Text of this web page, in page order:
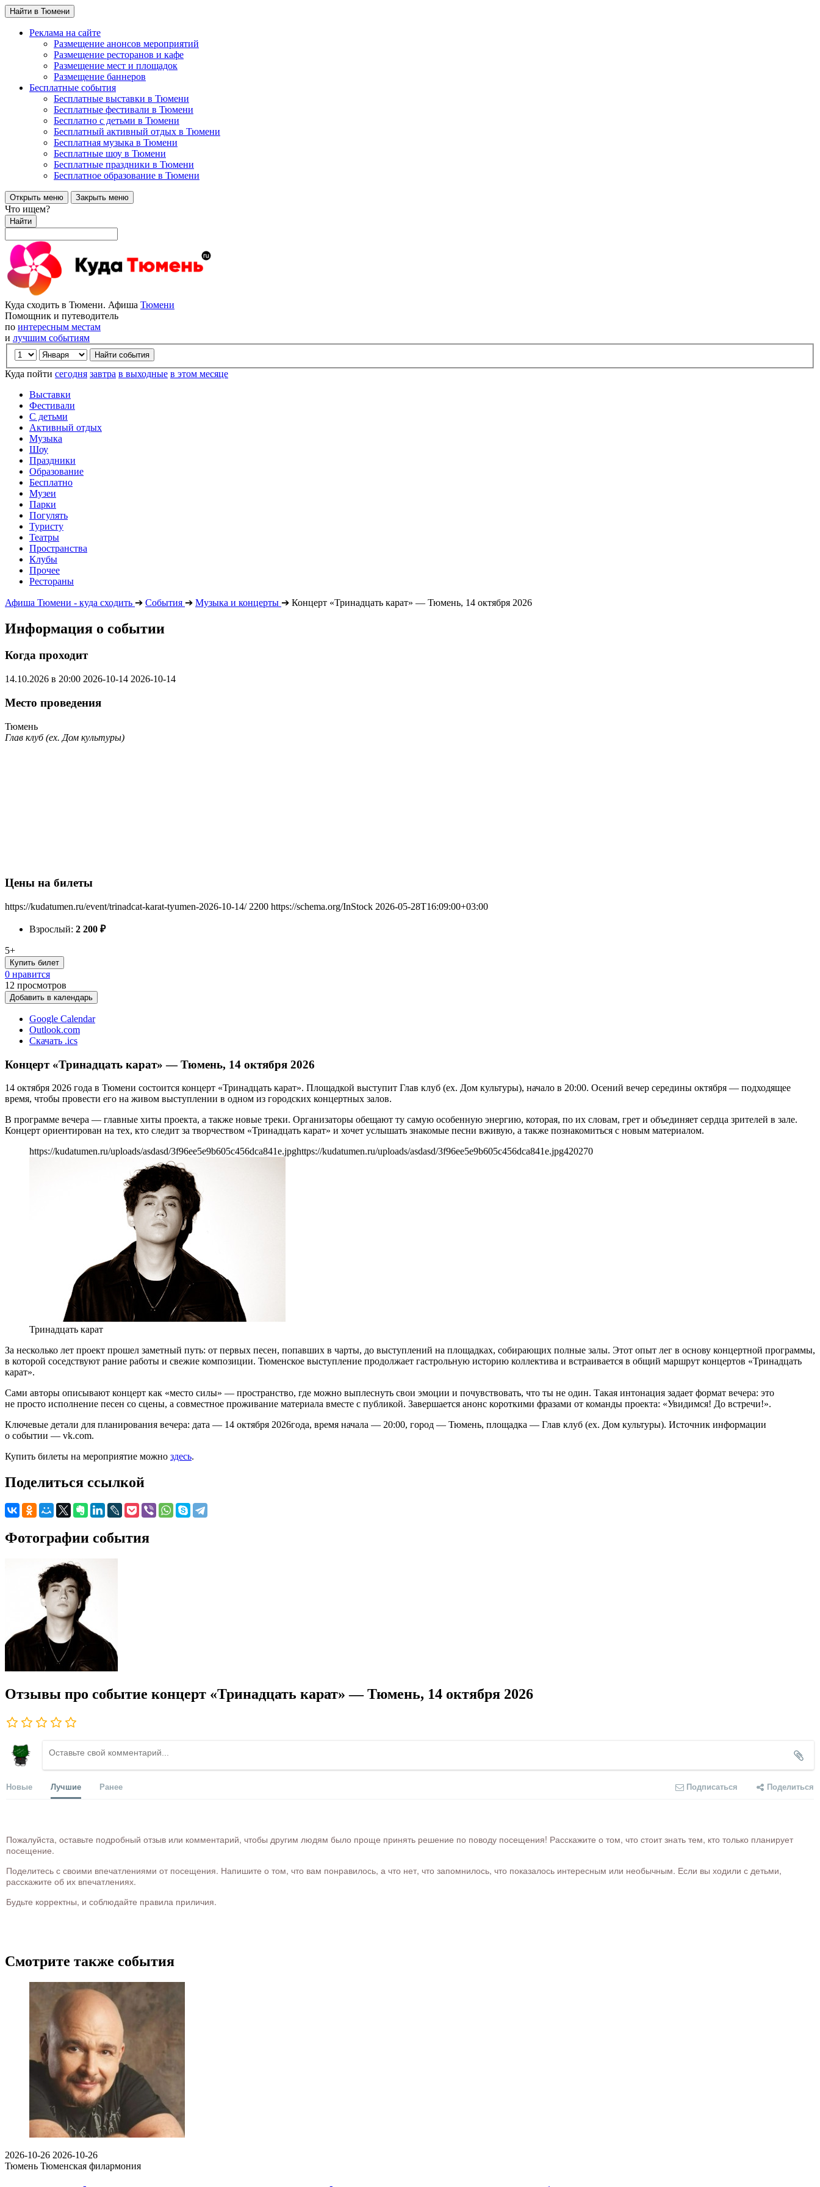
Найти в Тюмени
Реклама на сайте
Размещение анонсов мероприятий
Размещение ресторанов и кафе
Размещение мест и площадок
Размещение баннеров
Бесплатные события
Бесплатные выставки в Тюмени
Бесплатные фестивали в Тюмени
Бесплатно с детьми в Тюмени
Бесплатный активный отдых в Тюмени
Бесплатная музыка в Тюмени
Бесплатные шоу в Тюмени
Бесплатные праздники в Тюмени
Бесплатное образование в Тюмени
Открыть меню Закрыть меню
Что ищем?
Найти
Куда сходить в Тюмени. Афиша Тюмени
Помощник и путеводитель
по интересным местам
и лучшим событиям
Куда пойти сегодня завтра в выходные в этом месяце
Выставки
Фестивали
С детьми
Активный отдых
Музыка
Шоу
Праздники
Образование
Бесплатно
Музеи
Парки
Погулять
Туристу
Театры
Пространства
Клубы
Прочее
Рестораны
Афиша Тюмени - куда сходить ➔ События ➔ Музыка и концерты ➔ Концерт «Тринадцать карат» — Тюмень, 14 октября 2026
Информация о событии
Когда проходит
14.10.2026 в 20:00 2026-10-14 2026-10-14
Место проведения
Тюмень
Глав клуб (ex. Дом культуры)
Цены на билеты
https://kudatumen.ru/event/trinadcat-karat-tyumen-2026-10-14/ 2200 https://schema.org/InStock 2026-05-28T16:09:00+03:00
Взрослый: 2 200 ₽
5+
Купить билет
0 нравится
12 просмотров
Добавить в календарь
Google Calendar
Outlook.com
Скачать .ics
Концерт «Тринадцать карат» — Тюмень, 14 октября 2026
14 октября 2026 года в Тюмени состоится концерт «Тринадцать карат». Площадкой выступит Глав клуб (ex. Дом культуры), начало в 20:00. Осений вечер середины октября — подходящее
время, чтобы провести его на живом выступлении в одном из городских концертных залов.
В программе вечера — главные хиты проекта, а также новые треки. Организаторы обещают ту самую особенную энергию, которая, по их словам, грет и объединяет сердца зрителей в зале.
Концерт ориентирован на тех, кто следит за творчеством «Тринадцать карат» и хочет услышать знакомые песни вживую, а также познакомиться с новым материалом.
https://kudatumen.ru/uploads/asdasd/3f96ee5e9b605c456dca841e.jpghttps://kudatumen.ru/uploads/asdasd/3f96ee5e9b605c456dca841e.jpg420270
Тринадцать карат
За несколько лет проект прошел заметный путь: от первых песен, попавших в чарты, до выступлений на площадках, собирающих полные залы. Этот опыт лег в основу концертной программы,
в которой соседствуют рание работы и свежие композиции. Тюменское выступление продолжает гастрольную историю коллектива и встраивается в общий маршрут концертов «Тринадцать
карат».
Сами авторы описывают концерт как «место силы» — пространство, где можно выплеснуть свои эмоции и почувствовать, что ты не один. Такая интонация задает формат вечера: это
не просто исполнение песен со сцены, а совместное проживание материала вместе с публикой. Завершается анонс короткими фразами от команды проекта: «Увидимся! До встречи!».
Ключевые детали для планирования вечера: дата — 14 октября 2026года, время начала — 20:00, город — Тюмень, площадка — Глав клуб (ex. Дом культуры). Источник информации
о событии — vk.com.
Купить билеты на мероприятие можно здесь.
Поделиться ссылкой
Фотографии события
Отзывы про событие концерт «Тринадцать карат» — Тюмень, 14 октября 2026
Новые Лучшие Ранее Подписаться Поделиться
Пожалуйста, оставьте подробный отзыв или комментарий, чтобы другим людям было проще принять решение по поводу посещения! Расскажите о том, что стоит знать тем, кто только планирует
посещение.
Поделитесь с своими впечатлениями от посещения. Напишите о том, что вам понравилось, а что нет, что запомнилось, что показалось интересным или необычным. Если вы ходили с детьми,
расскажите об их впечатлениях.
Будьте корректны, и соблюдайте правила приличия.
Смотрите также события
2026-10-26 2026-10-26
Тюмень Тюменская филармония